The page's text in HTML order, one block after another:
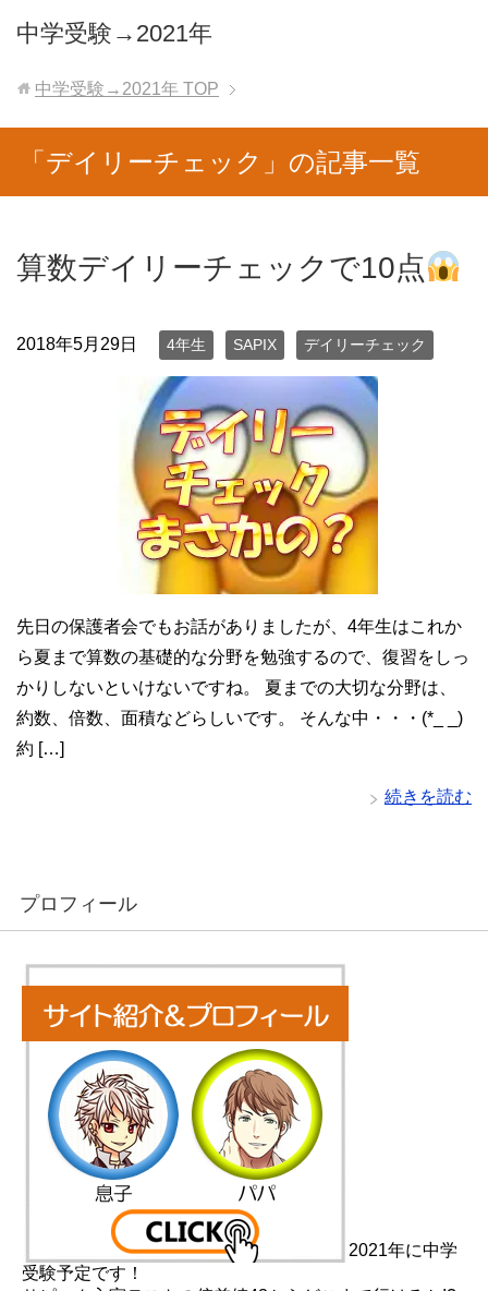
中学受験→2021年
中学受験→2021年 TOP
「デイリーチェック」の記事一覧
算数デイリーチェックで10点
2018年5月29日 4年生 SAPIX デイリーチェック
先日の保護者会でもお話がありましたが、4年生はこれか
ら夏まで算数の基礎的な分野を勉強するので、復習をしっ
かりしないといけないですね。 夏までの大切な分野は、
約数、倍数、面積などらしいです。 そんな中・・・(*_ _)
約 […]
続きを読む
プロフィール
2021年に中学
受験予定です！